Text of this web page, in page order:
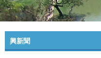
興新聞